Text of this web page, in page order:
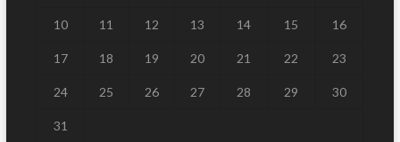
10 11 12 13 14 15 16
17 18 19 20 21 22 23
24 25 26 27 28 29 30
31